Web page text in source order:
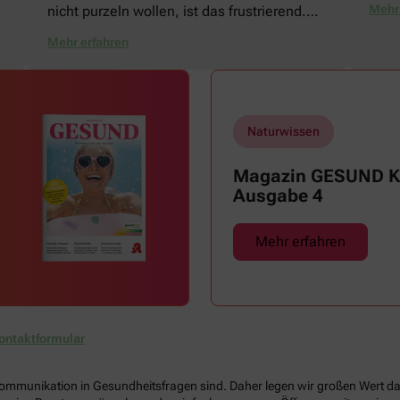
nicht purzeln wollen, ist das frustrierend.
welchen Tricks Sie die Fettverbrennung in
Schwung bringen können.
Mehr erfahren
für
Naturwissen
Magazin GESUND
Ausgabe 4
Mehr erfahren
in Gesundheitsfragen sind. Daher legen wir großen Wert